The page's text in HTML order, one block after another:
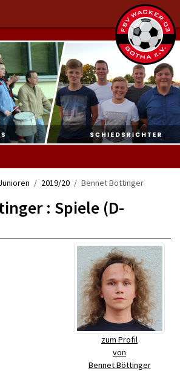
2019/20 Bennet Böttinger
: Spiele (D-
zum Profil
von
Bennet Böttinger